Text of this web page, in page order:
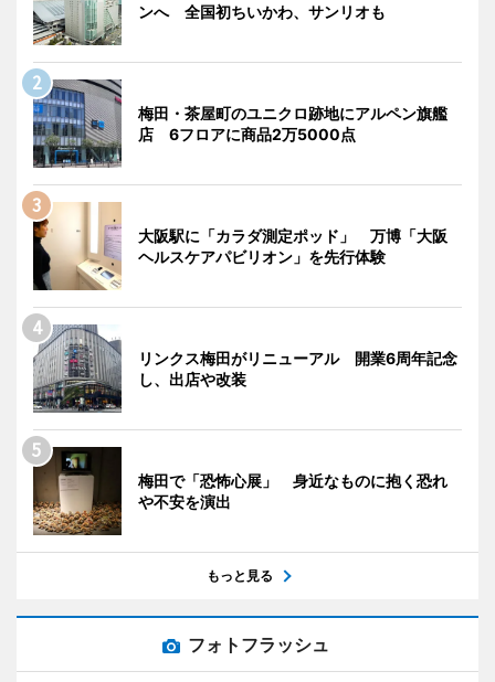
ンへ 全国初ちいかわ、サンリオも
梅田・茶屋町のユニクロ跡地にアルペン旗艦
店 6フロアに商品2万5000点
大阪駅に「カラダ測定ポッド」 万博「大阪
ヘルスケアパビリオン」を先行体験
リンクス梅田がリニューアル 開業6周年記念
し、出店や改装
梅田で「恐怖心展」 身近なものに抱く恐れ
や不安を演出
もっと見る
フォトフラッシュ